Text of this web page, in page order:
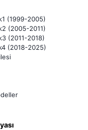
(1999-2005)
(2005-2011)
(2011-2018)
(2018-2025)